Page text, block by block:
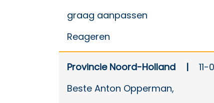
graag aanpassen
Reageren
Provincie Noord-Holland |
11-
Beste Anton Opperman,